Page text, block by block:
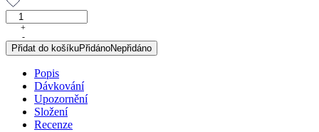
Jírovcová
mast,
100
ml
množství
+
-
Přidat do košíkuPřidánoNepřidáno
Popis
Dávkování
Upozornění
Složení
Recenze